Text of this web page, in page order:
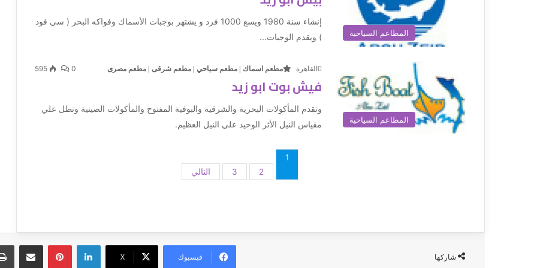
المطاعم السياحية
إنشاء سنة 1980 ويسع 1000 فرد و يشتهر بوجبات الأسماك وفواكه البحر ( سي فود
) ويقدم الوجبات...
المطاعم السياحية
القاهرة مطعم اسماك | مطعم سياحي | مطعم شرقى | مطعم مصرى 0
595
فيش بوت ابو زيد
وتقدم المأكولات البحرية والشرقية والبوفية المفتوح والمأكولات الصينية وتطل علي
مقياس النيل الأثر الوحيد علي النيل العظيم.
1
2
3 التالي
شاركها فيسبوك ‫X
لينكدإن بينتيريستمشاركة عبر البريد